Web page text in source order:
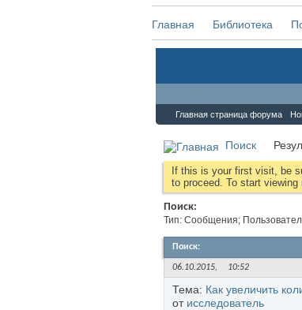
Главная Библиотека
Главная страница форума
Поиск
If this is your first visit, be
to proceed. To start
Поиск:
Тип: Сообщения;
Поиск:
06.10.2015, 10:52
Тема: Как увеличить
от исследователь